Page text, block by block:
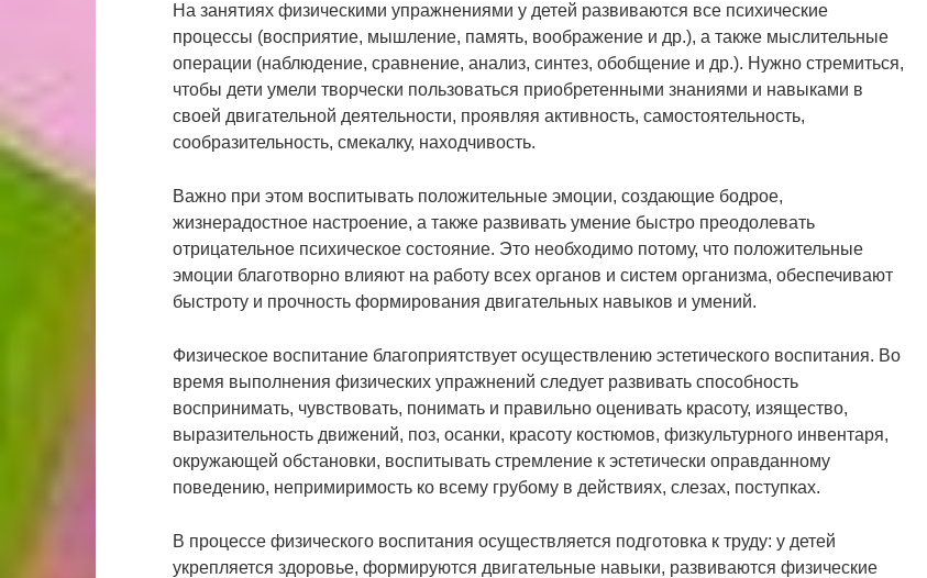
На занятиях физическими упражнениями у детей развиваются все психические
процессы (восприятие, мышление, память, воображение и др.), а также мыслительные
операции (наблюдение, сравнение, анализ, синтез, обобщение и др.). Нужно стремиться,
чтобы дети умели творчески пользоваться приобретенными знаниями и навыками в
своей двигательной деятельности, проявляя активность, самостоятельность,
сообразительность, смекалку, находчивость.
Важно при этом воспитывать положительные эмоции, создающие бодрое,
жизнерадостное настроение, а также развивать умение быстро преодолевать
отрицательное психическое состояние. Это необходимо потому, что положительные
эмоции благотворно влияют на работу всех органов и систем организма, обеспечивают
быстроту и прочность формирования двигательных навыков и умений.
Физическое воспитание благоприятствует осуществлению эстетического воспитания. Во
время выполнения физических упражнений следует развивать способность
воспринимать, чувствовать, понимать и правильно оценивать красоту, изящество,
выразительность движений, поз, осанки, красоту костюмов, физкультурного инвентаря,
окружающей обстановки, воспитывать стремление к эстетически оправданному
поведению, непримиримость ко всему грубому в действиях, слезах, поступках.
В процессе физического воспитания осуществляется подготовка к труду: у детей
укрепляется здоровье, формируются двигательные навыки, развиваются физические